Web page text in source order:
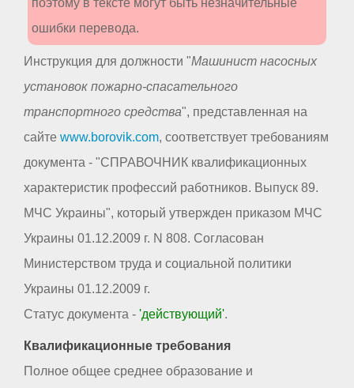
ошибки перевода.
Инструкция для должности "Машинист насосных
установок пожарно-спасательного
транспортного средства", представленная на
сайте www.borovik.com, соответствует требованиям
документа - "СПРАВОЧНИК квалификационных
характеристик профессий работников. Выпуск 89.
МЧС Украины", который утвержден приказом МЧС
Украины 01.12.2009 г. N 808. Согласован
Министерством труда и социальной политики
Украины 01.12.2009 г.
Статус документа - 'действующий'.
Квалификационные требования
Полное общее среднее образование и